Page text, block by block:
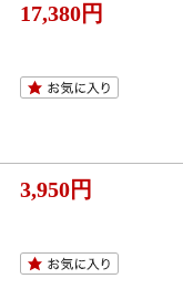
17,380円
3,950円